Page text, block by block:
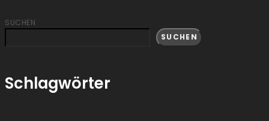
SUCHEN
SUCHEN
Schlagwörter